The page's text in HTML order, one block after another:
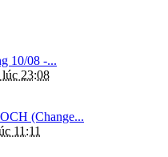
10/08 -...
23:08
(Change...
11:11